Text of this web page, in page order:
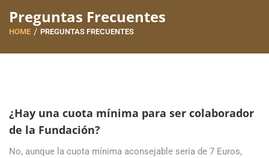
Preguntas Frecuentes
HOME PREGUNTAS FRECUENTES
¿Hay una cuota mínima para ser colaborador
de la Fundación?
No, aunque la cuota mínima aconsejable sería de 7 Euros,